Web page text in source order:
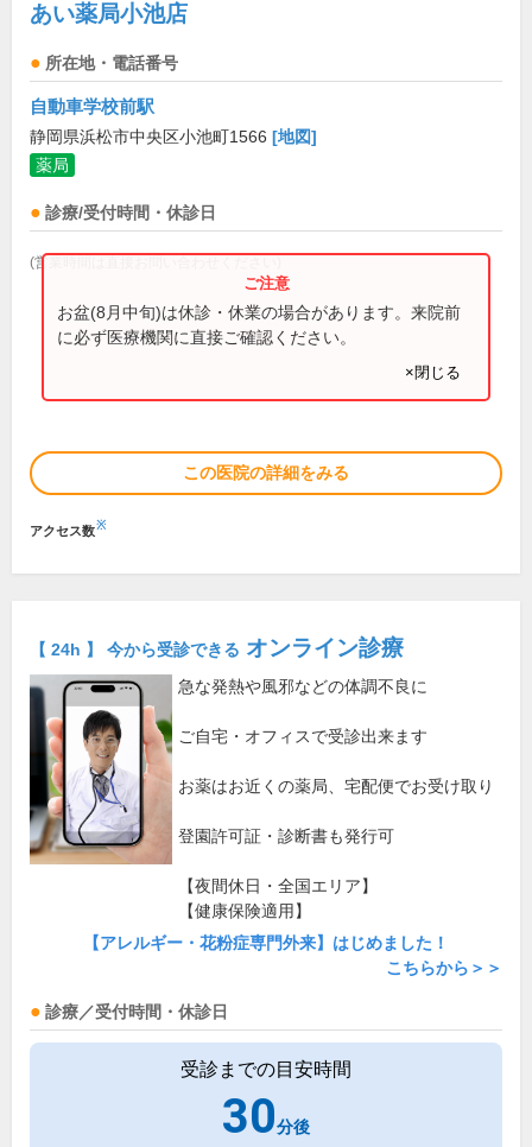
あい薬局小池店
所在地・電話番号
自動車学校前駅
静岡県浜松市中央区小池町1566 [地図]
薬局
診療/受付時間・休診日
(営業時間は直接お問い合わせください)
お盆(8月中旬)は休診・休業の場合があります。来院前
に必ず医療機関に直接ご確認ください。
×閉じる
この医院の詳細をみる
アクセス数※
【 24h 】 今から受診できる オンライン診療
急な発熱や風邪などの体調不良に
ご自宅・オフィスで受診出来ます
お薬はお近くの薬局、宅配便でお受け取り
登園許可証・診断書も発行可
【夜間休日・全国エリア】
【健康保険適用】
【アレルギー・花粉症専門外来】はじめました！
こちらから＞＞
診療／受付時間・休診日
受診までの目安時間
30分後